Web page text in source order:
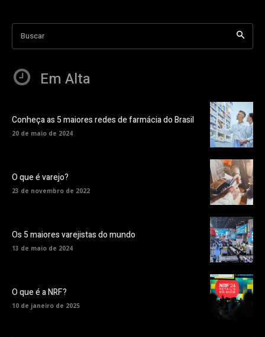
Buscar
Em Alta
Conheça as 5 maiores redes de farmácia do Brasil
20 de maio de 2024
O que é varejo?
23 de novembro de 2022
Os 5 maiores varejistas do mundo
13 de maio de 2024
O que é a NRF?
10 de janeiro de 2025